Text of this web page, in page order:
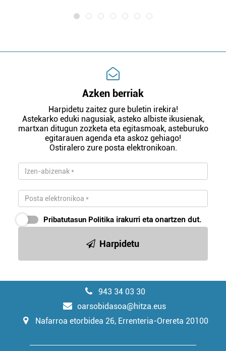
Azken berriak
Harpidetu zaitez gure buletin irekira!
Astekarko eduki nagusiak, asteko albiste ikusienak,
martxan ditugun zozketa eta egitasmoak, asteburuko
egitarauen agenda eta askoz gehiago!
Ostiralero zure posta elektronikoan.
Pribatutasun Politika irakurri eta onartzen dut.
Harpidetu
943 34 03 30
oarsobidasoa@hitza.eus
Nafarroa etorbidea 26, Errenteria-Orereta 20100